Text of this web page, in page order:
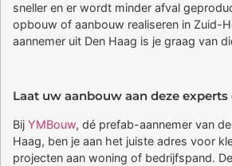
sneller en er wordt minder afval
opbouw of aanbouw realiseren in Zuid-
aannemer uit Den Haag is je graag van
Laat uw aanbouw aan deze experts
Bij YMBouw, dé prefab-aannemer van
Haag, ben je aan het juiste adres voor
projecten aan woning of bedrijfspand.